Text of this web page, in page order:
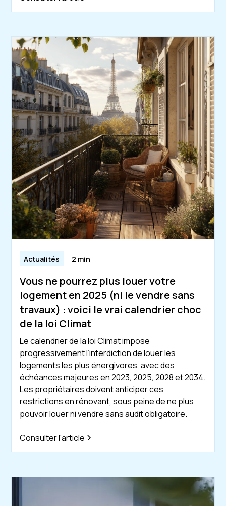
Actualités 2 min
Vous ne pourrez plus louer votre
logement en 2025 (ni le vendre sans
travaux) : voici le vrai calendrier choc
de la loi Climat
Le calendrier de la loi Climat impose
progressivement l’interdiction de louer les
logements les plus énergivores, avec des
échéances majeures en 2023, 2025, 2028 et 2034.
Les propriétaires doivent anticiper ces
restrictions en rénovant, sous peine de ne plus
pouvoir louer ni vendre sans audit obligatoire.
Consulter l'article